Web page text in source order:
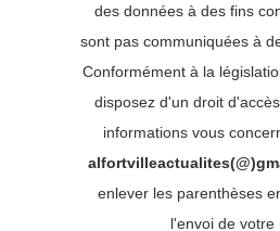
des données à des fins
sont pas communiquées à
Conformément à la
disposez d'un droit
informations vous
enlever les parenthèses
l'envoi de votre